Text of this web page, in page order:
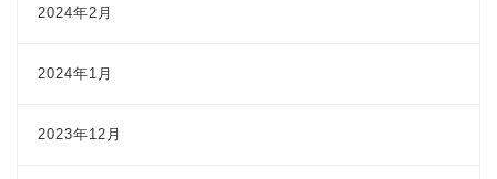
2024年2月
2024年1月
2023年12月